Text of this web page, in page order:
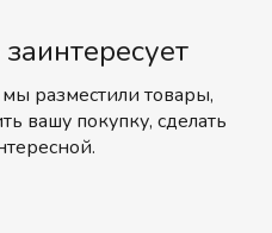
разместили товары,
вашу покупку, сделать